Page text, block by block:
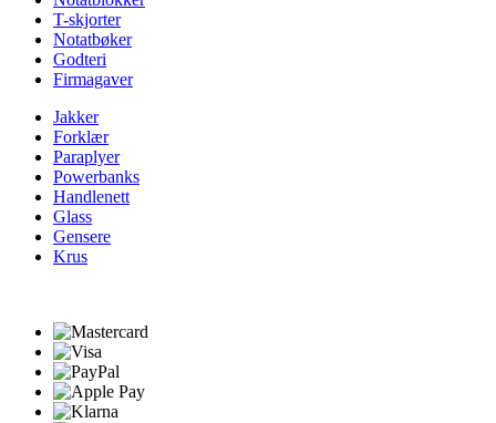
T-skjorter
Notatbøker
Godteri
Firmagaver
Jakker
Forklær
Paraplyer
Powerbanks
Handlenett
Glass
Gensere
Krus